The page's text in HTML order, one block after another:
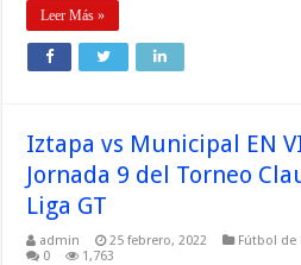
Leer Más »
Iztapa vs Municipal EN
Jornada 9 del Torneo
Liga GT
admin 25 febrero, 2022 Fútbol de
0
1,763